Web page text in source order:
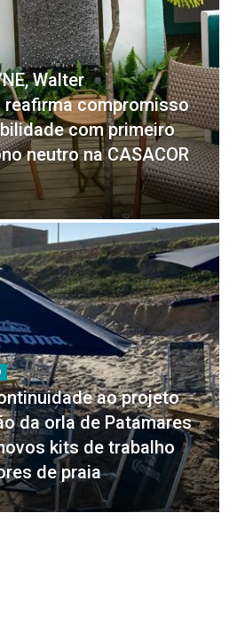
Walter
reafirma compromisso
com primeiro
neutro na CASACOR
ao projeto
da orla de Patamares
kits de trabalho
de praia